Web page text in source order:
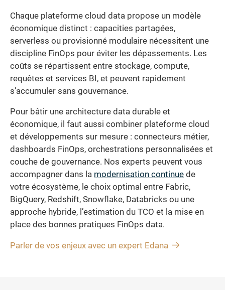
Chaque plateforme cloud data propose un modèle
économique distinct : capacities partagées,
serverless ou provisionné modulaire nécessitent une
discipline FinOps pour éviter les dépassements. Les
coûts se répartissent entre stockage, compute,
requêtes et services BI, et peuvent rapidement
s’accumuler sans gouvernance.
Pour bâtir une architecture data durable et
économique, il faut aussi combiner plateforme cloud
et développements sur mesure : connecteurs métier,
dashboards FinOps, orchestrations personnalisées et
couche de gouvernance. Nos experts peuvent vous
accompagner dans la modernisation continue de
votre écosystème, le choix optimal entre Fabric,
BigQuery, Redshift, Snowflake, Databricks ou une
approche hybride, l’estimation du TCO et la mise en
place des bonnes pratiques FinOps data.
Parler de vos enjeux avec un expert Edana